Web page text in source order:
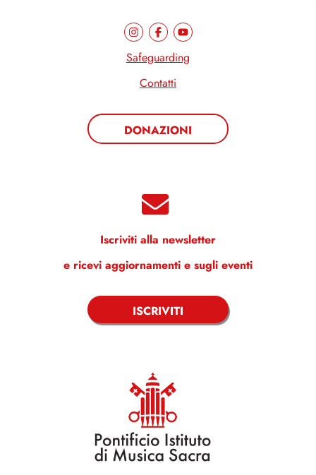
Safeguarding
Contatti
DONAZIONI
Iscriviti alla newsletter
e ricevi aggiornamenti e sugli eventi
ISCRIVITI